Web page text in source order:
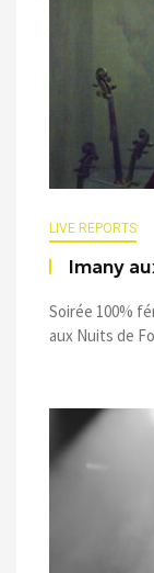
LIVE REPORTS
Imany
Soirée 100%
aux Nuits de